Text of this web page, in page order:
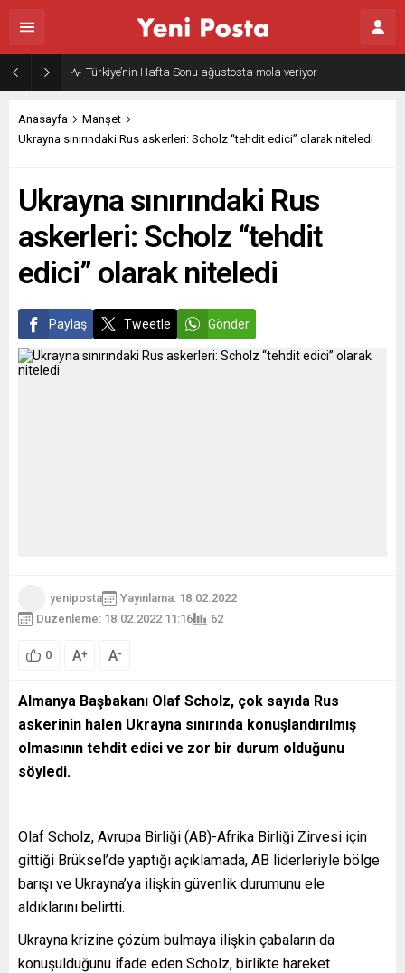
Türkiye’nin Hafta Sonu ağustosta mola veriyor
Anasayfa
Manşet
Ukrayna sınırındaki Rus askerleri: Scholz “tehdit edici” olarak niteledi
Ukrayna sınırındaki Rus
askerleri: Scholz “tehdit
edici” olarak niteledi
Paylaş Tweetle Gönder
yeniposta
Yayınlama: 18.02.2022
Düzenleme: 18.02.2022 11:16
62
0 A+ A-
Almanya Başbakanı Olaf Scholz, çok sayıda Rus
askerinin halen Ukrayna sınırında konuşlandırılmış
olmasının tehdit edici ve zor bir durum olduğunu
söyledi.
Olaf Scholz, Avrupa Birliği (AB)-Afrika Birliği Zirvesi için
gittiği Brüksel’de yaptığı açıklamada, AB liderleriyle bölge
barışı ve Ukrayna’ya ilişkin güvenlik durumunu ele
aldıklarını belirtti.
Ukrayna krizine çözüm bulmaya ilişkin çabaların da
konuşulduğunu ifade eden Scholz, birlikte hareket